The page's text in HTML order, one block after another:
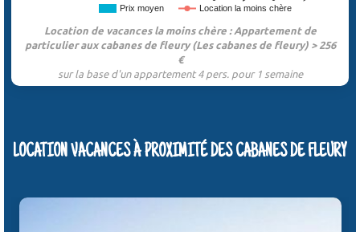
Prix moyen Location la moins chère
Location de vacances la moins chère : Appartement de
particulier aux cabanes de fleury (Les cabanes de fleury) > 256
€
sur la base d'un appartement 4 pers. pour 1 semaine
LOCATION VACANCES À PROXIMITÉ DES CABANES DE FLEURY